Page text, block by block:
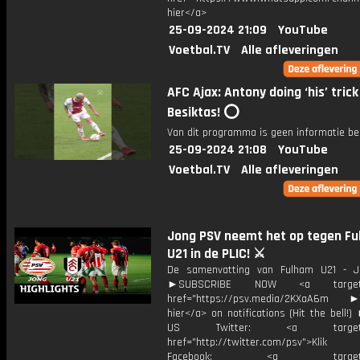
hier</a>
25-09-2024 21:09
YouTube
Voetbal.TV
Alle afleveringen
AFC Ajax: Antony doing ‘his’
Besiktas! ⭕️
Van dit programma is geen informatie
25-09-2024 21:08
YouTube
Voetbal.TV
Alle afleveringen
Jong PSV neemt het op tegen
U21 in de PLIC! ⚔️
De samenvatting van Fulham U21 -
►SUBSCRIBE NOW <a
href="https://psv.media/2KXaA6m
hier</a> on notifications (Hit the bell!)
US Twitter: <a
href="http://twitter.com/psv">Klik
Facebook: <a